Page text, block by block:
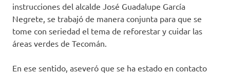
instrucciones del alcalde José Guadalupe García
Negrete, se trabajó de manera conjunta para que se
tome con seriedad el tema de reforestar y cuidar las
áreas verdes de Tecomán.
En ese sentido, aseveró que se ha estado en contacto